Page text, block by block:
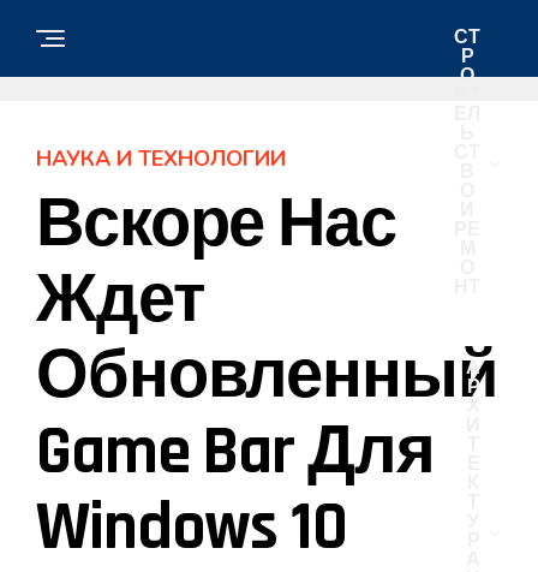
СТ
Р
О
А
Р
НАУКА И ТЕХНОЛОГИИ
Вскоре Нас
Ждет
Обновленный
Game Bar Для
Windows 10